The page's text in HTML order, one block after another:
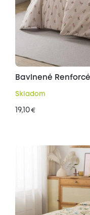
Bavlnené
Skladom
19,10€